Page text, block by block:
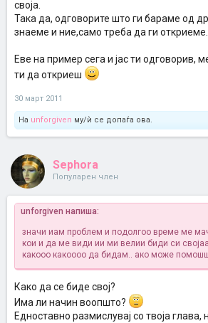
своја.
Така да, одговорите што ги бараме од
знаеме и ние,само треба да ги откриеме.
Еве на пример сега и јас ти одговорив,
ти да откриеш
30 март 2011
На unforgiven му/ѝ се допаѓа ова.
Sephora
Популарен член
unforgiven напиша:
значи иам проблем и подолгоо време ме
кои и да ме види ии ми велии биди си
какооо какоооо да бидам.. ако може
Како да се биде свој?
Има ли начин воопшто?
Едноставно размислувај со твоја глава,